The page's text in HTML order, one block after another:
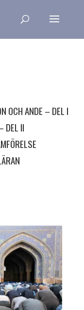
OCH ANDE – DEL I
DEL II